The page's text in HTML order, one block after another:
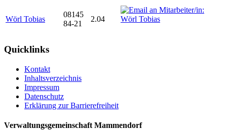
Wörl Tobias
08145
84-21
2.04
Quicklinks
Kontakt
Inhaltsverzeichnis
Impressum
Datenschutz
Erklärung zur Barrierefreiheit
Verwaltungsgemeinschaft Mammendorf